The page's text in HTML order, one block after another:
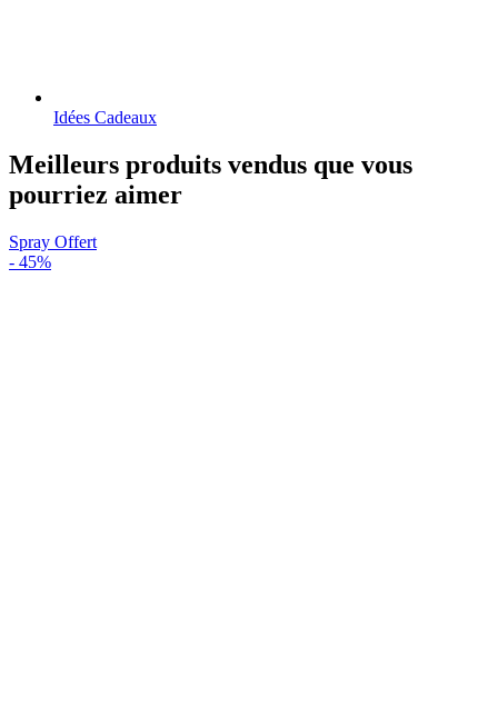
Idées Cadeaux
Meilleurs produits vendus que vous
pourriez aimer
Spray Offert
- 45%